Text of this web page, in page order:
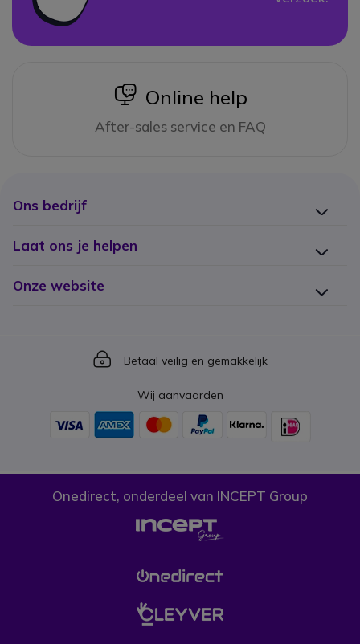
icon
Online help
After-sales service en FAQ
Ons bedrijf
Laat ons je helpen
Onze website
Icon
Betaal veilig en gemakkelijk
Wij aanvaarden
Onedirect, onderdeel van INCEPT Group